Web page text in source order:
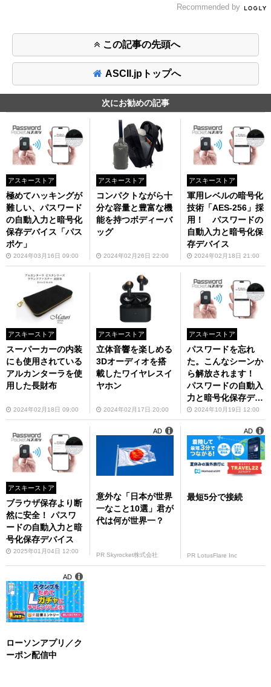
Recommended by
この記事の先頭へ
ASCII.jpトップへ
次にお勧めの記事
アスキーストア
極めてハッキングが
難しい、パスワード
の自動入力と暗号化
保存デバイス「パス
ポケ」
2024年03月16日 09:00
アスキーストア
コンパクトながら十
分な容量と豊富な機
能を持つボディーバ
ッグ
2024年02月26日 22:00
アスキーストア
軍用レベルの暗号化
技術「AES-256」採
用！ パスワードの
自動入力と暗号化保
存デバイス
2024年02月18日 21:00
アスキーストア
スーパーカーの内装
にも使用されている
アルカンターラを使
用した長財布
2024年02月18日 09:00
アスキーストア
立体音響を楽しめる
3Dオーディオを搭
載したワイヤレスイ
ヤホン
2024年02月17日 20:00
アスキーストア
パスワードを忘れ
た。こんなシーンか
ら解放されます！
パスワードの自動入
力と暗号化保存デバ
イス「パスポケ」
2024年10月19日 12:00
アスキーストア
ブラウザ保存より断
然に安全！ パスワ
ードの自動入力と暗
号化保存デバイス
2025年01月04日 12:00
意外な「日本が世界
一なこと10選」君が
代は何が世界一？
PR Skyrocket株式会社
AD
最短5分で接続
PR LotusFlare Inc
AD
ローソンアプリ／ク
ーポン配信中
AD